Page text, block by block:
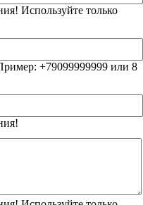
Используйте только
+79099999999 или 8